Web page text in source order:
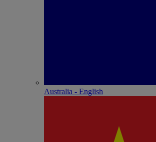
Australia - English